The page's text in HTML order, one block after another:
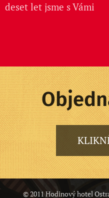
deset let jsme s Vámi
© 2011 Hodinový hotel